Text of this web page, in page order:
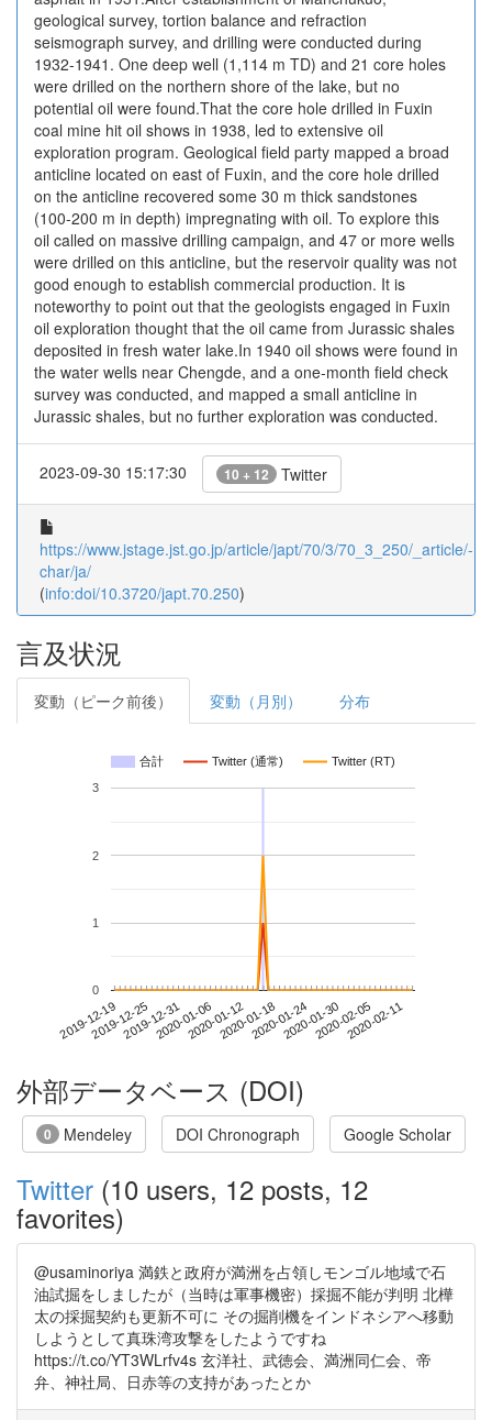
geological survey, tortion balance and refraction
seismograph survey, and drilling were conducted during
1932-1941. One deep well (1,114 m TD) and 21 core holes
were drilled on the northern shore of the lake, but no
potential oil were found.That the core hole drilled in Fuxin
coal mine hit oil shows in 1938, led to extensive oil
exploration program. Geological field party mapped a broad
anticline located on east of Fuxin, and the core hole drilled
on the anticline recovered some 30 m thick sandstones
(100-200 m in depth) impregnating with oil. To explore this
oil called on massive drilling campaign, and 47 or more wells
were drilled on this anticline, but the reservoir quality was not
good enough to establish commercial production. It is
noteworthy to point out that the geologists engaged in Fuxin
oil exploration thought that the oil came from Jurassic shales
deposited in fresh water lake.In 1940 oil shows were found in
the water wells near Chengde, and a one-month field check
survey was conducted, and mapped a small anticline in
Jurassic shales, but no further exploration was conducted.
2023-09-30 15:17:30 10 + 12 Twitter
https://www.jstage.jst.go.jp/article/japt/70/3/70_3_250/_article/-
char/ja/
(info:doi/10.3720/japt.70.250)
言及状況
変動（ピーク前後） 変動（月別） 分布
合計 Twitter (通常) Twitter (RT)
2019-12-192019-12-252019-12-312020-01-062020-01-122020-01-182020-01-242020-01-302020-02-052020-02-11
0
1
2
3
外部データベース (DOI)
0 Mendeley DOI Chronograph Google Scholar
Twitter (10 users, 12 posts, 12
favorites)
@usaminoriya 満鉄と政府が満洲を占領しモンゴル地域で石
油試掘をしましたが（当時は軍事機密）採掘不能が判明 北樺
太の採掘契約も更新不可に その掘削機をインドネシアへ移動
しようとして真珠湾攻撃をしたようですね
https://t.co/YT3WLrfv4s 玄洋社、武徳会、満洲同仁会、帝
弁、神社局、日赤等の支持があったとか